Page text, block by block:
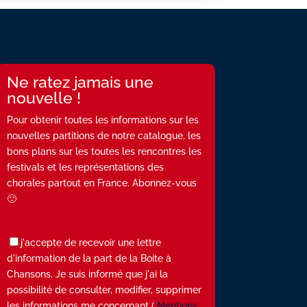
Ne ratez jamais une
nouvelle !
Pour obtenir toutes les informations sur les
nouvelles partitions de notre catalogue, les
bons plans sur les toutes les rencontres les
festivals et les représentations des
chorales partout en France. Abonnez-vous
🙂
j'accepte de recevoir une lettre
d'information de la part de la Boite à
Chansons. Je suis informé que j'ai la
possibilité de consulter, modifier, supprimer